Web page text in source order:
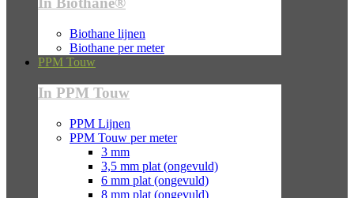
Biothane lijnen
Biothane per meter
PPM Touw
In PPM Touw
PPM Lijnen
PPM Touw per meter
3 mm
3,5 mm plat (ongevuld)
6 mm plat (ongevuld)
8 mm plat (ongevuld)